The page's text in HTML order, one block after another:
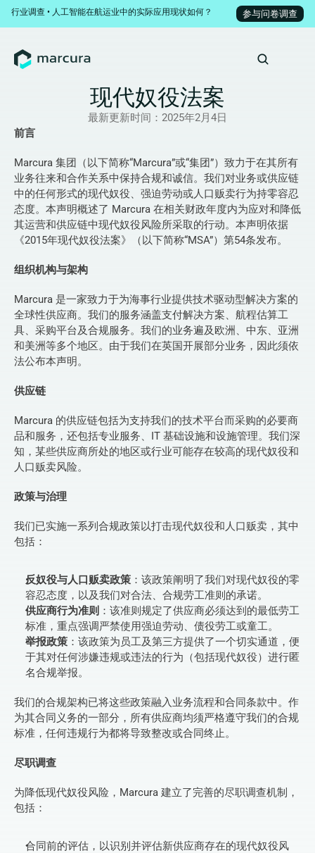
行业调查 • 人工智能在航运业中的实际应用现状如何？ 参与问卷调查
现代奴役法案
最新更新时间： 2025年2月4日
前言
Marcura 集团（以下简称“Marcura”或“集团”）致力于在其所有
业务往来和合作关系中保持合规和诚信。我们对业务或供应链
中的任何形式的现代奴役、强迫劳动或人口贩卖行为持零容忍
态度。本声明概述了 Marcura 在相关财政年度内为应对和降低
其运营和供应链中现代奴役风险所采取的行动。本声明依据
《2015年现代奴役法案》（以下简称“MSA”）第54条发布。
组织机构与架构
Marcura 是一家致力于为海事行业提供技术驱动型解决方案的
全球性供应商。我们的服务涵盖支付解决方案、航程估算工
具、采购平台及合规服务。我们的业务遍及欧洲、中东、亚洲
和美洲等多个地区。由于我们在英国开展部分业务，因此须依
法公布本声明。
供应链
Marcura 的供应链包括为支持我们的技术平台而采购的必要商
品和服务，还包括专业服务、IT 基础设施和设施管理。我们深
知，某些供应商所处的地区或行业可能存在较高的现代奴役和
人口贩卖风险。
政策与治理
我们已实施一系列合规政策以打击现代奴役和人口贩卖，其中
包括：
反奴役与人口贩卖政策 ：该政策阐明了我们对现代奴役的零
容忍态度，以及我们对合法、合规劳工准则的承诺。
供应商行为准则 ：该准则规定了供应商必须达到的最低劳工
标准，重点强调严禁使用强迫劳动、债役劳工或童工。
举报政策 ：该政策为员工及第三方提供了一个切实通道，便
于其对任何涉嫌违规或违法的行为（包括现代奴役）进行匿
名合规举报。
我们的合规架构已将这些政策融入业务流程和合同条款中。作
为其合同义务的一部分，所有供应商均须严格遵守我们的合规
标准，任何违规行为都将导致整改或合同终止。
尽职调查
为降低现代奴役风险，Marcura 建立了完善的尽职调查机制，
包括：
合同前的评估，以识别并评估新供应商存在的现代奴役风